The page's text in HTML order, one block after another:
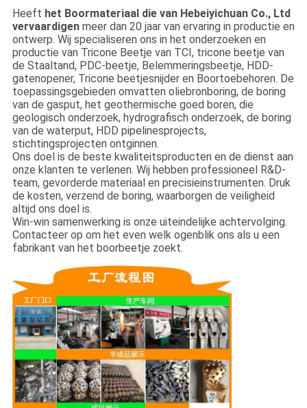
Heeft het Boormateriaal die van Hebeiyichuan Co., Ltd
vervaardigenmeer dan 20 jaar van ervaring in productie en
ontwerp. Wij specialiseren ons in het onderzoeken en
productie van Tricone Beetje van TCI, tricone beetje van
de Staaltand, PDC-beetje, Belemmeringsbeetje, HDD-
gatenopener, Tricone beetjesnijder en Boortoebehoren. De
toepassingsgebieden omvatten oliebronboring, de boring
van de gasput, het geothermische goed boren, die
geologisch onderzoek, hydrografisch onderzoek, de boring
van de waterput, HDD pipelinesprojects,
stichtingsprojecten ontginnen.
Ons doel is de beste kwaliteitsproducten en de dienst aan
onze klanten te verlenen. Wij hebben professioneel R&D-
team, gevorderde materiaal en precisieinstrumenten. Druk
de kosten, verzend de boring, waarborgen de veiligheid
altijd ons doel is.
Win-win samenwerking is onze uiteindelijke achtervolging.
Contacteer op om het even welk ogenblik ons als u een
fabrikant van het boorbeetje zoekt.